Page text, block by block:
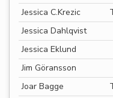
Jessica C.Krezic
Jessica Dahlqvist
Jessica Eklund
Jim Göransson
Joar Bagge